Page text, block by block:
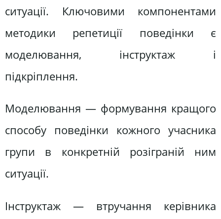
ситуації. Ключовими компонентами
методики репетиції поведінки є
моделювання, інструктаж і
підкріплення.
Моделювання — формування кращого
способу поведінки кожного учасника
групи в конкретній розіграній ним
ситуації.
Інструктаж — втручання керівника